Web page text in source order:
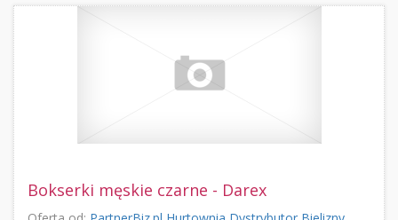
Bokserki męskie czarne - Darex